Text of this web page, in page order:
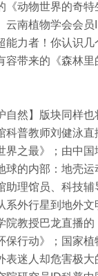
《动物世界的奇特
云南植物学会会
能力者！你认识
容带来的《森林
自然】版块同样
科普教师刘健泳
界之最》；由中国
球的内部：地壳运
助理馆员、科技辅
系外行星到地外
院教授巴龙直播的
保行动》；国家
迷人却危害极大